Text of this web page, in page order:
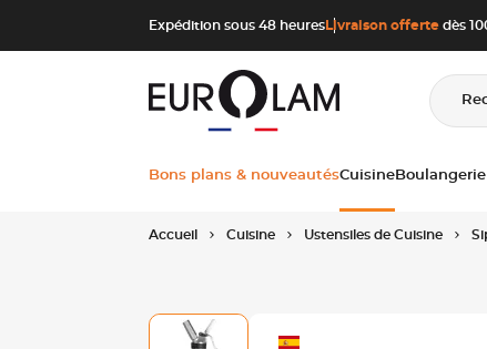
Expédition sous 48 heures Livraison offerte dès
Bons plans & nouveautésCuisine
Accueil Cuisine Ustensiles de Cuisine